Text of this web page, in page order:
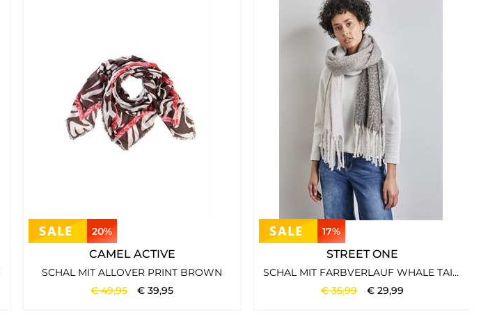
20%
CAMEL ACTIVE
SCHAL MIT ALLOVER PRINT BROWN
€49,95 €39,95
17%
STREET ONE
SCHAL MIT FARBVERLAUF WHALE TAIL GREY
€35,99 €29,99